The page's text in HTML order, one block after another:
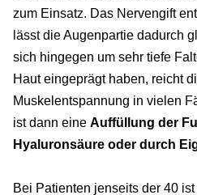
zum Einsatz. Das Nervengift
lässt die Augenpartie dadurch
sich hingegen um sehr tiefe
Haut eingeprägt haben, reicht
Muskelentspannung in vielen
ist dann eine Auffüllung der
Hyaluronsäure oder durch
Bei Patienten jenseits der 40